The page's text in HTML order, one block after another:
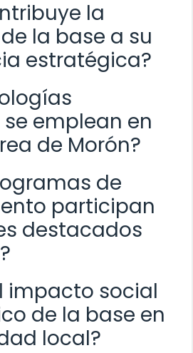
la
la base a su
estratégica?
emplean en
de Morón?
de
participan
destacados
impacto social
de la base en
local?